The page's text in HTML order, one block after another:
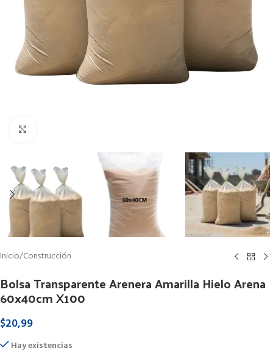
Inicio/Construcción
Bolsa Transparente Arenera Amarilla Hielo Arena
60x40cm X100
$20,99
Hay existencias